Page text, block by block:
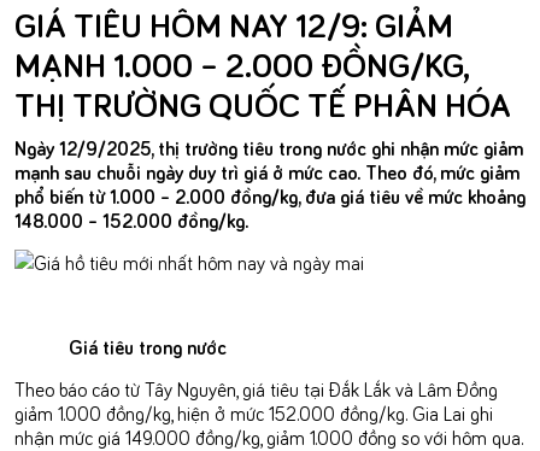
GIÁ TIÊU HÔM NAY 12/9: GIẢM
MẠNH 1.000 – 2.000 ĐỒNG/KG,
THỊ TRƯỜNG QUỐC TẾ PHÂN HÓA
Ngày 12/9/2025, thị trường tiêu trong nước ghi nhận mức giảm
mạnh sau chuỗi ngày duy trì giá ở mức cao. Theo đó, mức giảm
phổ biến từ 1.000 – 2.000 đồng/kg, đưa giá tiêu về mức khoảng
148.000 – 152.000 đồng/kg.
Giá tiêu trong nước
Theo báo cáo từ Tây Nguyên, giá tiêu tại Đắk Lắk và Lâm Đồng
giảm 1.000 đồng/kg, hiện ở mức 152.000 đồng/kg. Gia Lai ghi
nhận mức giá 149.000 đồng/kg, giảm 1.000 đồng so với hôm qua.